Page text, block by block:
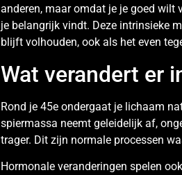
anderen, maar omdat je je goed wilt
je belangrijk vindt. Deze intrinsieke
blijft volhouden, ook als het even
Wat verandert er
Rond je 45e ondergaat je lichaam
spiermassa neemt geleidelijk af,
trager. Dit zijn normale processen
Hormonale veranderingen spelen